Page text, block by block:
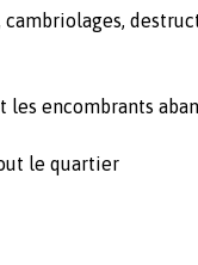
encombrants
le quartier